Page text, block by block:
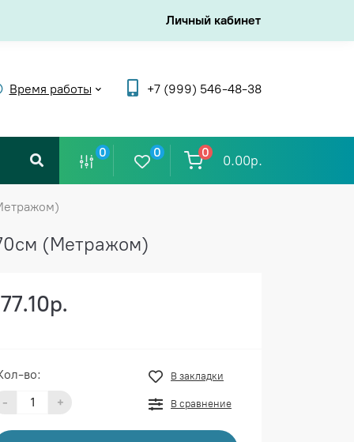
Личный кабинет
Время работы +7 (999) 546-48-38
0 0 0
0.00р.
(Метражом)
во:
- +
В закладки
В сравнение